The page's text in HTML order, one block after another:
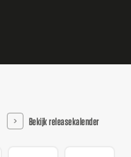
Bekijk releasekalender